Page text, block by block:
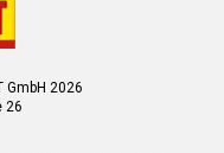
GmbH 2026
26